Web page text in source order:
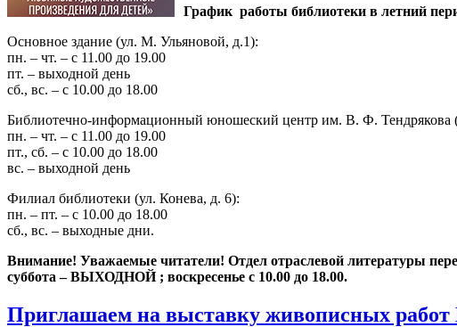
График работы библиотеки в летний
Основное здание (ул. М. Ульяновой, д.1):
пн. – чт. – с 11.00 до 19.00
пт. – выходной день
сб., вс. – с 10.00 до 18.00
Библиотечно-информационный юношеский центр им. В. Ф. Тендрякова
пн. – чт. – с 11.00 до 19.00
пт., сб. – с 10.00 до 18.00
вс. – выходной день
Филиал библиотеки (ул. Конева, д. 6):
пн. – пт. – с 10.00 до 18.00
сб., вс. – выходные дни.
Внимание! Уважаемые читатели! Отдел отраслевой литературы
суббота – ВЫХОДНОЙ ; воскресенье с 10.00 до 18.00.
Приглашаем на выставку живописных работ